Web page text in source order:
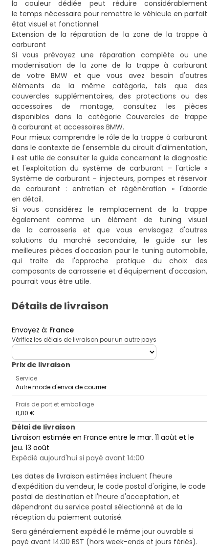
la couleur dédiée peut réduire considérablement
le temps nécessaire pour remettre le véhicule en parfait
état visuel et fonctionnel.
Extension de la réparation de la zone de la trappe à
carburant
Si vous prévoyez une réparation complète ou une
modernisation de la zone de la trappe à carburant
de votre BMW et que vous avez besoin d'autres
éléments de la même catégorie, tels que des
couvercles supplémentaires, des protections ou des
accessoires de montage, consultez les pièces
disponibles dans la catégorieCouvercles de trappe
à carburant et accessoires BMW.
Pour mieux comprendre le rôle de la trappe à carburant
dans le contexte de l'ensemble du circuit d'alimentation,
il est utile de consulter le guide concernant le diagnostic
et l'exploitation du système de carburant – l'article «
Système de carburant – injecteurs, pompes et réservoir
de carburant : entretien et régénération » l'aborde
en détail.
Si vous considérez le remplacement de la trappe
également comme un élément de tuning visuel
de la carrosserie et que vous envisagez d'autres
solutions du marché secondaire, le guide sur les
meilleures pièces d'occasion pour le tuning automobile,
qui traite de l'approche pratique du choix des
composants de carrosserie et d'équipement d'occasion,
pourrait vous être utile.
Détails de livraison
Envoyez à: France
Vérifiez les délais de livraison pour un autre pays
deliveryCountry
Prix ​​de livraison
Service
Autre mode d'envoi de courrier
Frais de port et emballage
0,00 €
Délai de livraison
Livraison estimée en France entre le mar. 11 août et le
jeu. 13 août
Expédié aujourd'hui si payé avant 14:00
Les dates de livraison estimées incluent l'heure
d'expédition du vendeur, le code postal d'origine, le code
postal de destination et l'heure d'acceptation, et
dépendront du service postal sélectionné et de la
réception du paiement autorisé.
Sera généralement expédié le même jour ouvrable si
payé avant 14:00 BST (hors week-ends et jours fériés).